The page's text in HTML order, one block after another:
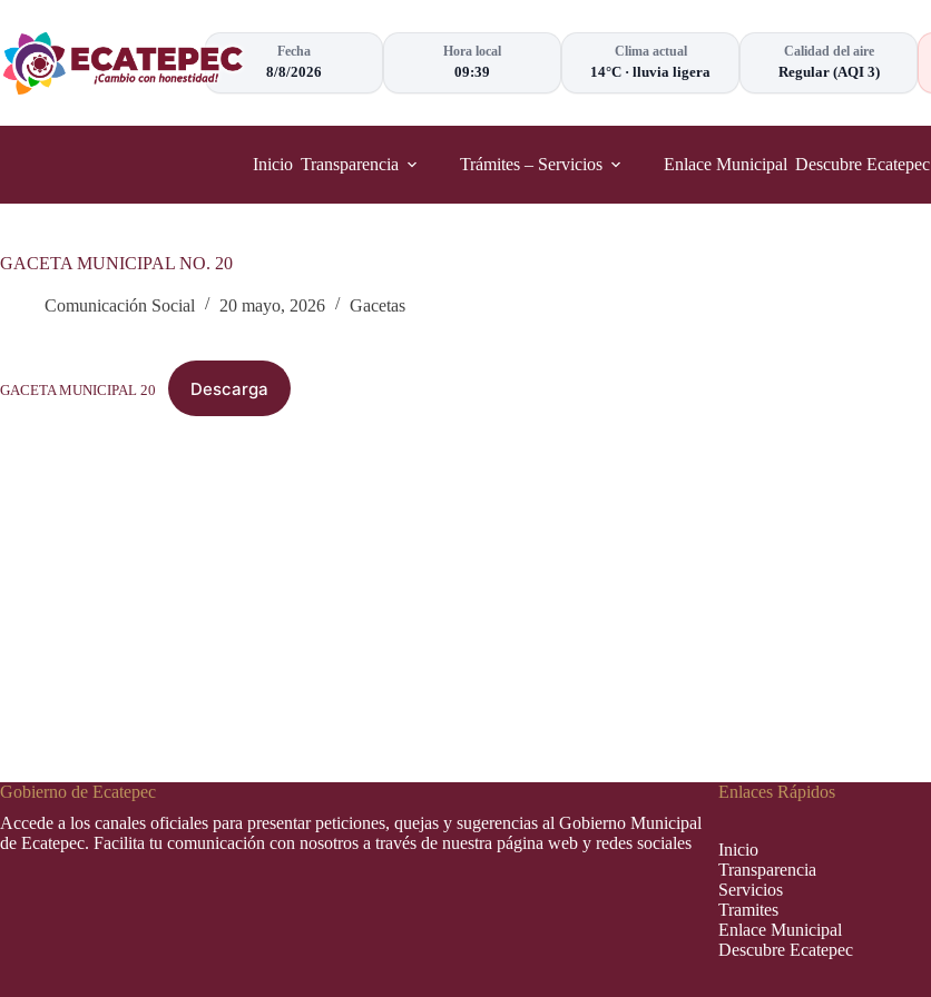
contenido
Fecha
8/8/2026
Hora local
09:39
Clima actual
14°C · lluvia ligera
Calidad del aire
Regular (AQI 3)
Inicio Transparencia Trámites – Servicios Enlace Municipal Descubre Ecatepec
GACETA MUNICIPAL NO. 20
Comunicación Social 20 mayo, 2026 Gacetas
GACETA MUNICIPAL 20 Descarga
Gobierno de Ecatepec
Accede a los canales oficiales para presentar peticiones, quejas y sugerencias al Gobierno Municipal
de Ecatepec. Facilita tu comunicación con nosotros a través de nuestra página web y redes sociales
Enlaces Rápidos
Inicio
Transparencia
Servicios
Tramites
Enlace Municipal
Descubre Ecatepec